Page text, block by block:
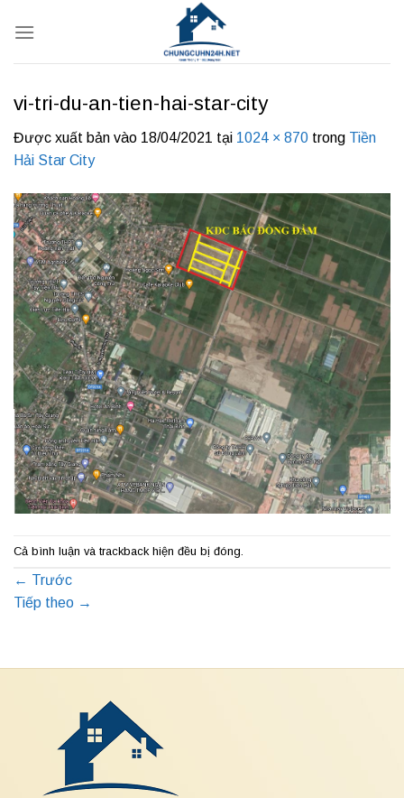
qua
vi-tri-du-an-tien-hai-star-city
Được xuất bản vào 18/04/2021 tại 1024 × 870 trong Tiền
Hải Star City
Cả bình luận và trackback hiện đều bị đóng.
← Trước
Tiếp theo →